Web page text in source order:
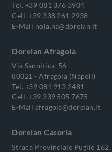
Tel. +39 081 376 3904
Cell. +39 338 261 2938
E-Mail nola.na@dorelan.it
Dorelan Afragola
Via Sannitica, 56
80021 - Afragola (Napoli)
Tel. +39 081 913 2481
Cell. +39 339 505 7675
E-Mail afragola@dorelan.it
Dorelan Casoria
Strada Provinciale Puglie 162,